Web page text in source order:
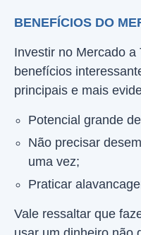
BENEFÍCIOS DO
Investir no Mercado a
benefícios
principais e mais
Potencial grande
Não precisar
uma vez;
Praticar
Vale ressaltar que